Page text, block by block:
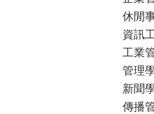
休閒
資訊
工業
管理
新聞
傳播